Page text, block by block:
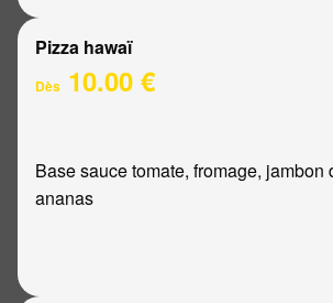
Pizza hawaï
Dès 10.00 €
Base sauce tomate, fromage, jambon
ananas